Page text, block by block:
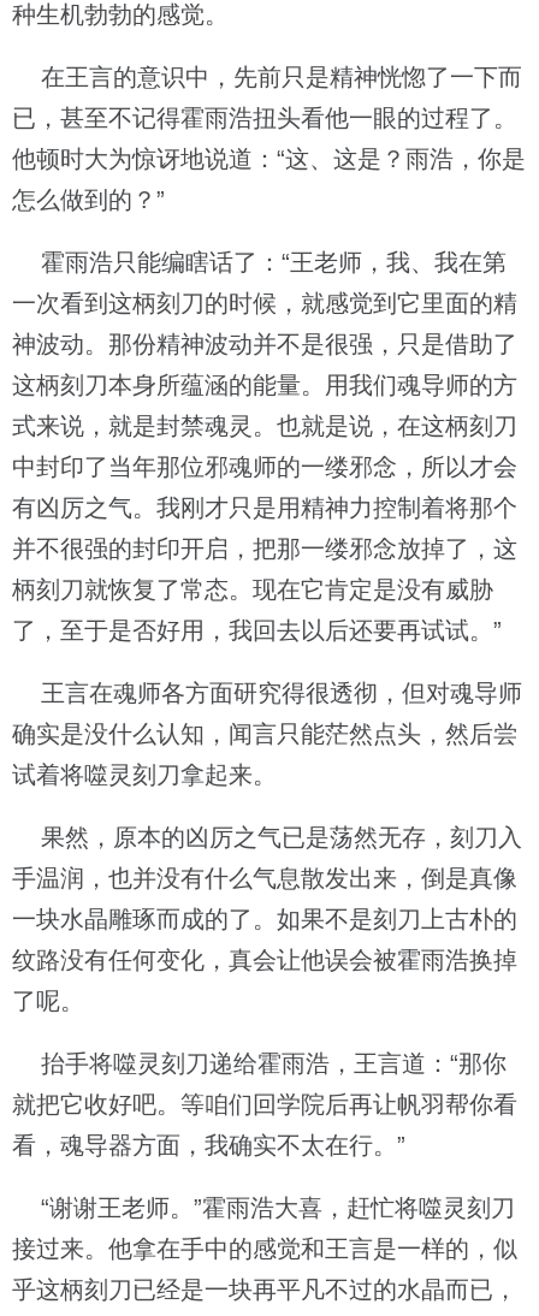
种生机勃勃的感觉。
在王言的意识中，先前只是精神恍惚了一下而
已，甚至不记得霍雨浩扭头看他一眼的过程了。
他顿时大为惊讶地说道：“这、这是？雨浩，你是
怎么做到的？”
霍雨浩只能编瞎话了：“王老师，我、我在第
一次看到这柄刻刀的时候，就感觉到它里面的精
神波动。那份精神波动并不是很强，只是借助了
这柄刻刀本身所蕴涵的能量。用我们魂导师的方
式来说，就是封禁魂灵。也就是说，在这柄刻刀
中封印了当年那位邪魂师的一缕邪念，所以才会
有凶厉之气。我刚才只是用精神力控制着将那个
并不很强的封印开启，把那一缕邪念放掉了，这
柄刻刀就恢复了常态。现在它肯定是没有威胁
了，至于是否好用，我回去以后还要再试试。”
王言在魂师各方面研究得很透彻，但对魂导师
确实是没什么认知，闻言只能茫然点头，然后尝
试着将噬灵刻刀拿起来。
果然，原本的凶厉之气已是荡然无存，刻刀入
手温润，也并没有什么气息散发出来，倒是真像
一块水晶雕琢而成的了。如果不是刻刀上古朴的
纹路没有任何变化，真会让他误会被霍雨浩换掉
了呢。
抬手将噬灵刻刀递给霍雨浩，王言道：“那你
就把它收好吧。等咱们回学院后再让帆羽帮你看
看，魂导器方面，我确实不太在行。”
“谢谢王老师。”霍雨浩大喜，赶忙将噬灵刻刀
接过来。他拿在手中的感觉和王言是一样的，似
乎这柄刻刀已经是一块再平凡不过的水晶而已，